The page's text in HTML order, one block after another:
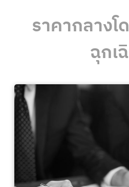
ราคากลาง
ฉุกเ